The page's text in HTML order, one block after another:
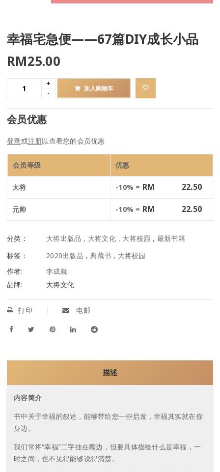
幸福宅急便——67篇DIY成长小品
RM25.00
加入购物车
会员优惠
登录或注册以查看您的会员优惠
会员等级 优惠
大将 -10% = RM 22.50
元帅 -10% = RM 22.50
分类： 大将出版品 , 大将文化 , 大将校园 , 最新书籍
标签：
2020出版品 ,典藏书 , 大将校园
作者:
李成就
品牌:
大将文化
打印 电邮
描述
内容简介
书中关于幸福的叙述，能够带给您一些启发，幸福其实就在你
身边。
我们常将“幸福”二字挂在嘴边，但要具体描绘什么是幸福，一
时之间，也不见得能够说得清楚。